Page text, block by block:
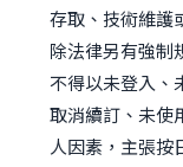
存取、技術維護
除法律另有強制
不得以未登入、
取消續訂、未使
人因素，主張按